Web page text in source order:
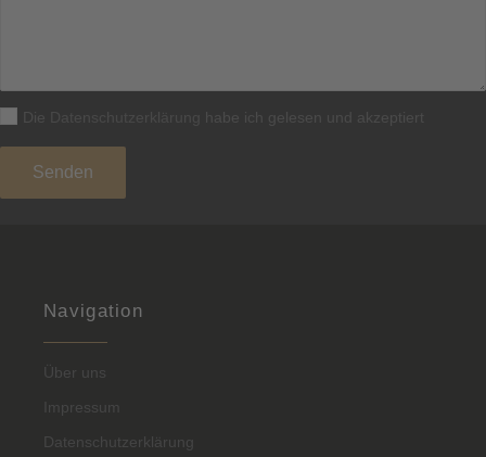
Die habe ich gelesen und akzeptiert
Navigation
Über uns
Impressum
Datenschutzerklärung